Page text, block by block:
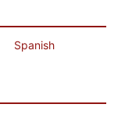
Spanish